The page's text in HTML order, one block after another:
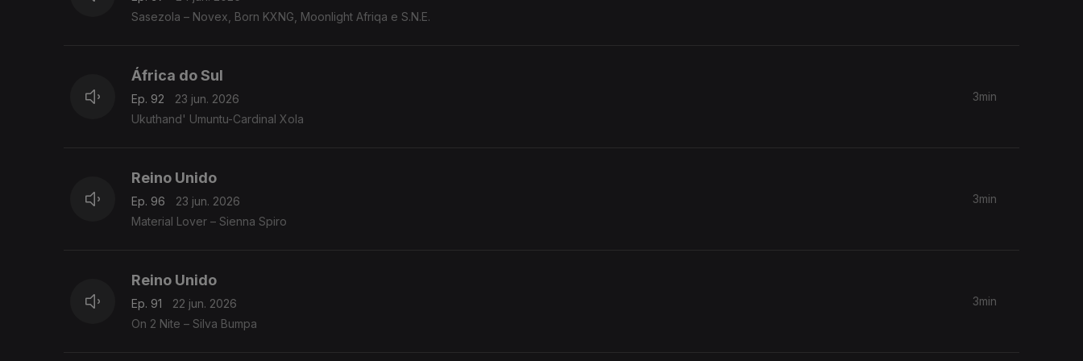
Sasezola – Novex, Born KXNG, Moonlight Afriqa e S.N.E.
África do Sul
Ep. 92
23 jun. 2026
Ukuthand' Umuntu-Cardinal Xola
3min
Reino Unido
Ep. 96
23 jun. 2026
Material Lover – Sienna Spiro
3min
Reino Unido
Ep. 91
22 jun. 2026
On 2 Nite – Silva Bumpa
3min